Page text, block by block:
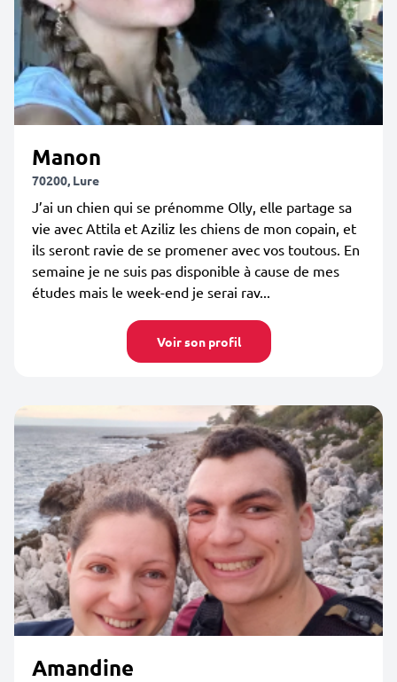
Manon
70200, Lure
J’ai un chien qui se prénomme Olly, elle partage sa
vie avec Attila et Aziliz les chiens de mon copain, et
ils seront ravie de se promener avec vos toutous. En
semaine je ne suis pas disponible à cause de mes
études mais le week-end je serai rav...
Voir son profil
Amandine